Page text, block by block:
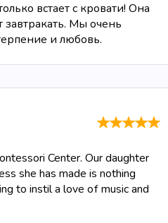
встает с кровати! Она
завтракать. Мы очень
и любовь.
Center. Our daughter
she has made is nothing
to instil a love of music and